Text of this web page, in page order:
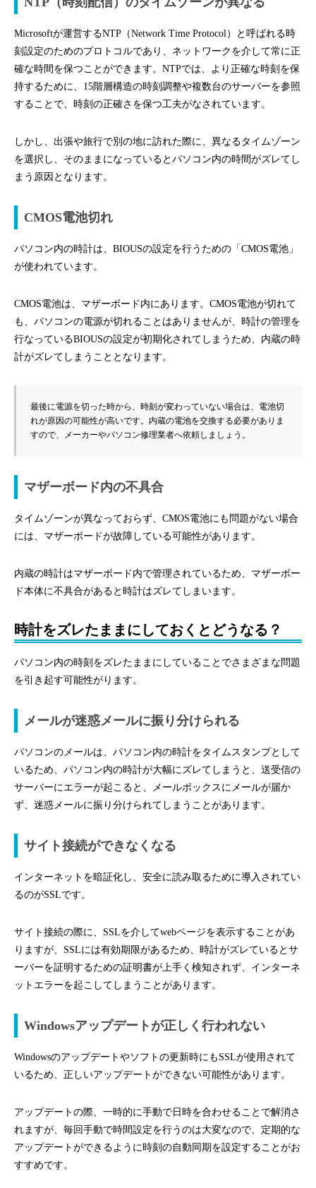
Microsoftが運営するNTP（Network Time Protocol）と呼ばれる時
刻設定のためのプロトコルであり、ネットワークを介して常に正
確な時間を保つことができます。NTPでは、より正確な時刻を保
持するために、15階層構造の時刻調整や複数台のサーバーを参照
することで、時刻の正確さを保つ工夫がなされています。
しかし、出張や旅行で別の地に訪れた際に、異なるタイムゾーン
を選択し、そのままになっているとパソコン内の時間がズレてし
まう原因となります。
CMOS電池切れ
パソコン内の時計は、BIOUSの設定を行うための「CMOS電池」
が使われています。
CMOS電池は、マザーボード内にあります。CMOS電池が切れて
も、パソコンの電源が切れることはありませんが、時計の管理を
行なっているBIOUSの設定が初期化されてしまうため、内蔵の時
計がズレてしまうこととなります。
最後に電源を切った時から、時刻が変わっていない場合は、電池切
れが原因の可能性が高いです。内蔵の電池を交換する必要がありま
すので、メーカーやパソコン修理業者へ依頼しましょう。
マザーボード内の不具合
タイムゾーンが異なっておらず、CMOS電池にも問題がない場合
には、マザーボードが故障している可能性があります。
内蔵の時計はマザーボード内で管理されているため、マザーボー
ド本体に不具合があると時計はズレてしまいます。
時計をズレたままにしておくとどうなる？
パソコン内の時刻をズレたままにしていることでさまざまな問題
を引き起す可能性がります。
メールが迷惑メールに振り分けられる
パソコンのメールは、パソコン内の時計をタイムスタンプとして
いるため、パソコン内の時計が大幅にズレてしまうと、送受信の
サーバーにエラーが起こると、メールボックスにメールが届か
ず、迷惑メールに振り分けられてしまうことがあります。
サイト接続ができなくなる
インターネットを暗証化し、安全に読み取るために導入されてい
るのがSSLです。
サイト接続の際に、SSLを介してwebページを表示することがあ
りますが、SSLには有効期限があるため、時計がズレているとサ
ーバーを証明するための証明書が上手く検知されず、インターネ
ットエラーを起こしてしまうことがあります。
Windowsアップデートが正しく行われない
Windowsのアップデートやソフトの更新時にもSSLが使用されて
いるため、正しいアップデートができない可能性があります。
アップデートの際、一時的に手動で日時を合わせることで解消さ
れますが、毎回手動で時間設定を行うのは大変なので、定期的な
アップデートができるように時刻の自動同期を設定することがお
すすめです。